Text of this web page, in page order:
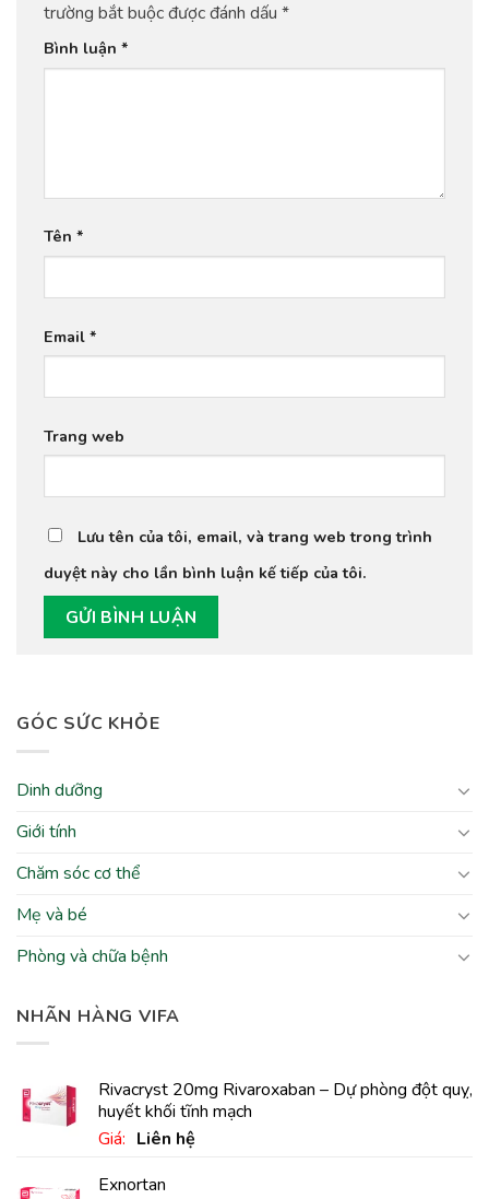
GÓC SỨC KHỎE
Dinh dưỡng
Giới tính
Chăm sóc cơ thể
Mẹ và bé
Phòng và chữa bệnh
NHÃN HÀNG VIFA
Rivacryst 20mg Rivaroxaban – Dự phòng đột quỵ,
huyết khối tĩnh mạch
Giá: Liên hệ
Exnortan
trường bắt buộc được đánh dấu *
Bình luận *
Tên *
Email *
Trang web
Lưu tên của tôi, email, và trang web trong trình
duyệt này cho lần bình luận kế tiếp của tôi.